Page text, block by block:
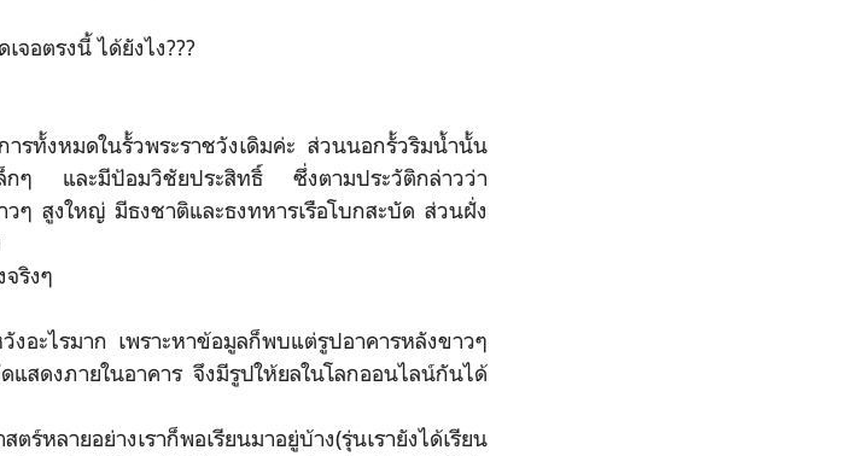
อตรงนี้ ได้ยังไง???
งหมดในรั้วพระราชวังเดิมค่ะ ส่วนนอกรั้วริมน้ำนั้น
กๆ และมีป้อมวิชัยประสิทธิ์ ซึ่งตามประวัติกล่าวว่า
วๆ สูงใหญ่ มีธงชาติและธงทหารเรือโบกสะบัด ส่วนฝั่ง
ริงๆ
ะไรมาก เพราะหาข้อมูลก็พบแต่รูปอาคารหลังขาวๆ
แสดงภายในอาคาร จึงมีรูปให้ยลในโลกออนไลน์กันได้
หลายอย่างเราก็พอเรียนมาอยู่บ้าง(รุ่นเรายังได้เรียน